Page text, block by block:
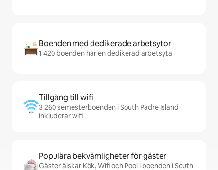
Boenden med dedikerade arbetsytor
1 420 boenden har en dedikerad arbetsyta
Tillgång till wifi
3 260 semesterboenden i South Padre Island
inkluderar wifi
Populära bekvämligheter för gäster
Gäster älskar Kök, Wifi och Pool i boenden i South